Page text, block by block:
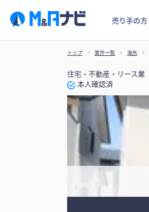
売り手の方
トップ 案件一覧 海外
住宅・不動産・リース業
本人確認済